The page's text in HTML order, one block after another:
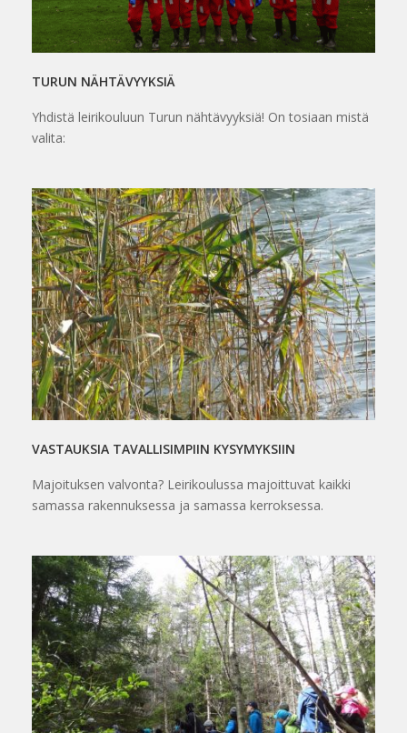
TURUN NÄHTÄVYYKSIÄ
Yhdistä leirikouluun Turun nähtävyyksiä! On tosiaan mistä
valita:
VASTAUKSIA TAVALLISIMPIIN KYSYMYKSIIN
Majoituksen valvonta? Leirikoulussa majoittuvat kaikki
samassa rakennuksessa ja samassa kerroksessa.